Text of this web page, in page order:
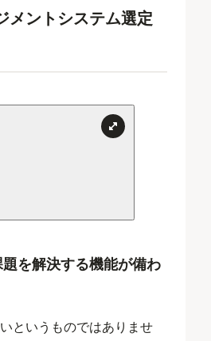
メントシステム選定
題を解決する機能が備わ
というものではありませ